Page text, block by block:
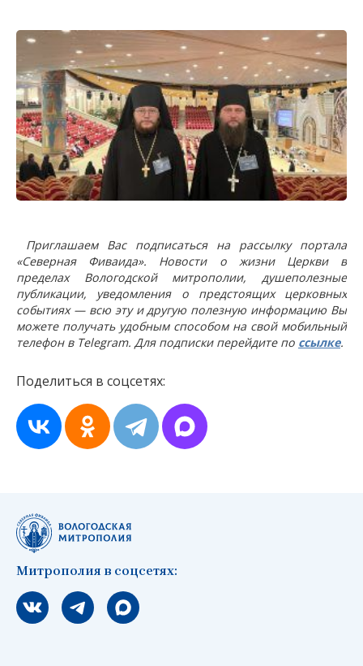
Приглашаем Вас подписаться на рассылку портала
«Северная Фиваида». Новости о жизни Церкви в
пределах Вологодской митрополии, душеполезные
публикации, уведомления о предстоящих церковных
событиях — всю эту и другую полезную информацию Вы
можете получать удобным способом на свой мобильный
телефон в Telegram. Для подписки перейдите по ссылке.
Поделиться в соцсетях:
Митрополия в соцсетях:
Мы вконтакте
Мы в telegram
Мы в Макс